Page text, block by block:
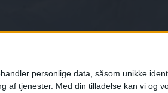
personlige data, såsom unikke
af tjenester. Med din tilladelse kan vi og